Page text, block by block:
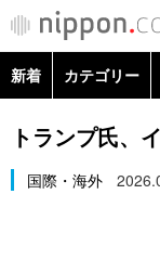
新着 カテゴリー
政治・外交
経済・ビジネス
トランプ氏、
国際・海外